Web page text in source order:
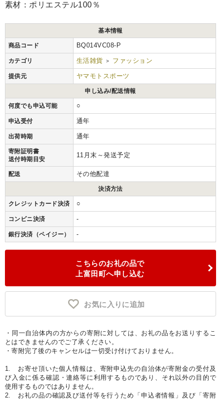
素材：ポリエステル100％
基本情報
商品コード BQ014VC08-P
カテゴリ 生活雑貨 > ファッション
提供元 ヤマモトスポーツ
申し込み/配送情報
何度でも申込可能 ○
申込受付 通年
出荷時期 通年
寄附証明書
送付時期目安
11月末～発送予定
配送 その他配達
決済方法
クレジットカード決済 ○
コンビニ決済 -
銀行決済（ペイジー） -
こちらのお礼の品で
上富田町へ申し込む
お気に入りに追加
・同一自治体内の方からの寄附に対しては、お礼の品をお送りするこ
とはできませんのでご了承ください。
・寄附完了後のキャンセルは一切受け付けておりません。
1. お寄せ頂いた個人情報は、寄附申込先の自治体が寄附金の受付及
び入金に係る確認・連絡等に利用するものであり、それ以外の目的で
使用するものではありません。
2. お礼の品の確認及び送付等を行うため「申込者情報」及び「寄附